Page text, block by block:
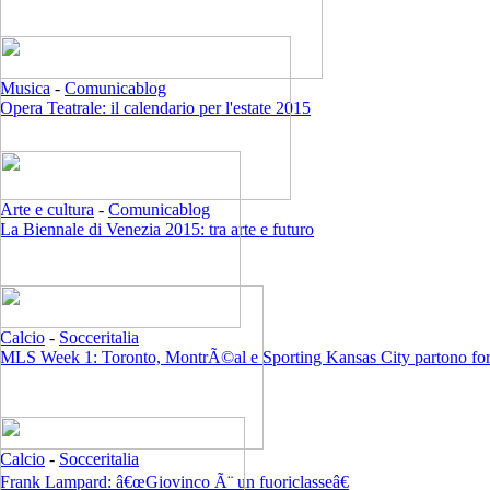
Musica - Comunicablog
Opera Teatrale: il calendario per l'estate 2015
Arte e cultura - Comunicablog
La Biennale di Venezia 2015: tra arte e futuro
Calcio - Socceritalia
MLS Week 1: Toronto, MontrÃ©al e Sporting Kansas City partono
Calcio - Socceritalia
Frank Lampard: â€œGiovinco Ã¨ un fuoriclasseâ€